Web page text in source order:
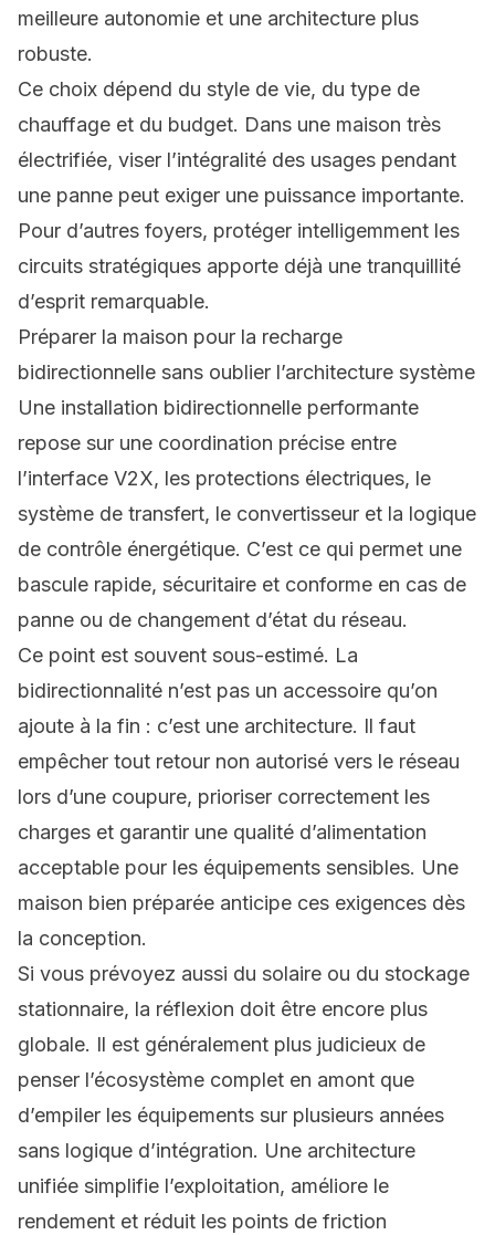
meilleure autonomie et une architecture plus
robuste.
Ce choix dépend du style de vie, du type de
chauffage et du budget. Dans une maison très
électrifiée, viser l’intégralité des usages pendant
une panne peut exiger une puissance importante.
Pour d’autres foyers, protéger intelligemment les
circuits stratégiques apporte déjà une tranquillité
d’esprit remarquable.
Préparer la maison pour la recharge
bidirectionnelle sans oublier l’architecture système
Une installation bidirectionnelle performante
repose sur une coordination précise entre
l’interface V2X, les protections électriques, le
système de transfert, le convertisseur et la logique
de contrôle énergétique. C’est ce qui permet une
bascule rapide, sécuritaire et conforme en cas de
panne ou de changement d’état du réseau.
Ce point est souvent sous-estimé. La
bidirectionnalité n’est pas un accessoire qu’on
ajoute à la fin : c’est une architecture. Il faut
empêcher tout retour non autorisé vers le réseau
lors d’une coupure, prioriser correctement les
charges et garantir une qualité d’alimentation
acceptable pour les équipements sensibles. Une
maison bien préparée anticipe ces exigences dès
la conception.
Si vous prévoyez aussi du solaire ou du stockage
stationnaire, la réflexion doit être encore plus
globale. Il est généralement plus judicieux de
penser l’écosystème complet en amont que
d’empiler les équipements sur plusieurs années
sans logique d’intégration. Une architecture
unifiée simplifie l’exploitation, améliore le
rendement et réduit les points de friction